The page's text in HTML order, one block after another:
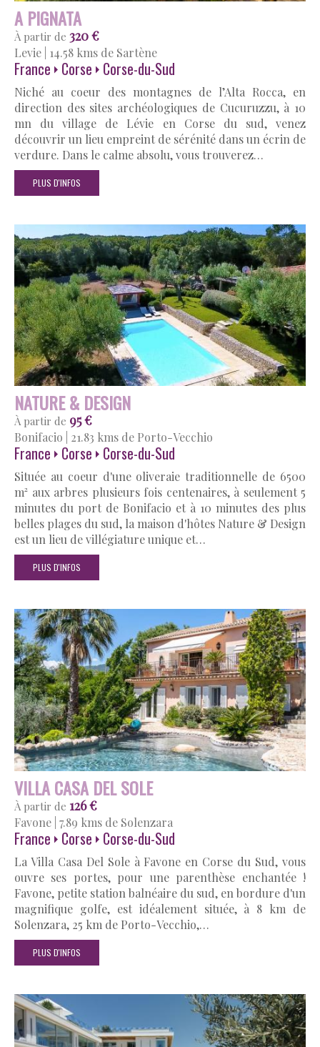
A PIGNATA
À partir de 320 €
Levie 14.58 kms de Sartène
France Corse Corse-du-Sud
Niché au coeur des montagnes de l’Alta Rocca, en
direction des sites archéologiques de Cucuruzzu, à 10
mn du village de Lévie en Corse du sud, venez
découvrir un lieu empreint de sérénité dans un écrin de
verdure. Dans le calme absolu, vous trouverez…
PLUS D'INFOS
NATURE & DESIGN
À partir de 95 €
Bonifacio 21.83 kms de Porto-Vecchio
France Corse Corse-du-Sud
Située au coeur d'une oliveraie traditionnelle de 6500
m² aux arbres plusieurs fois centenaires, à seulement 5
minutes du port de Bonifacio et à 10 minutes des plus
belles plages du sud, la maison d'hôtes Nature & Design
est un lieu de villégiature unique et…
PLUS D'INFOS
VILLA CASA DEL SOLE
À partir de 126 €
Favone 7.89 kms de Solenzara
France Corse Corse-du-Sud
La Villa Casa Del Sole à Favone en Corse du Sud, vous
ouvre ses portes, pour une parenthèse enchantée !
Favone, petite station balnéaire du sud, en bordure d'un
magnifique golfe, est idéalement située, à 8 km de
Solenzara, 25 km de Porto-Vecchio,…
PLUS D'INFOS